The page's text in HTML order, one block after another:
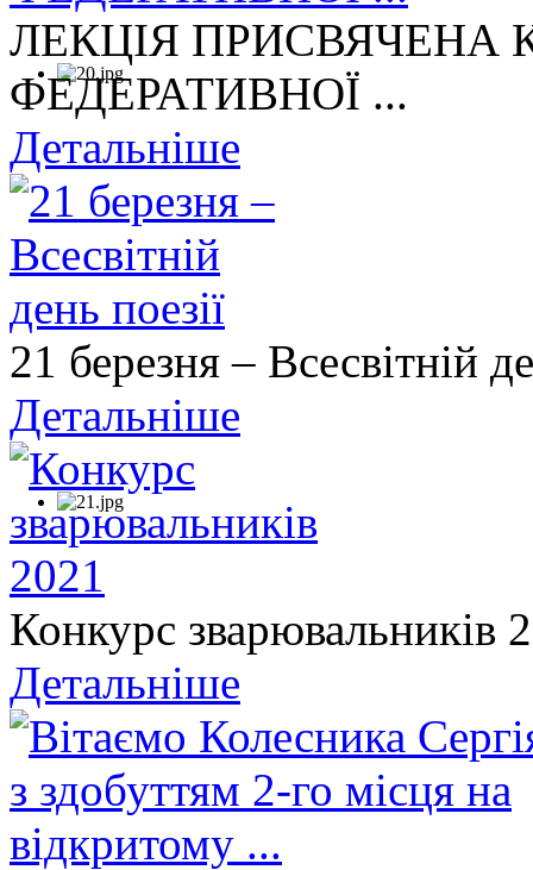
ЛЕКЦІЯ ПРИСВЯЧЕНА
ФЕДЕРАТИВНОЇ ...
Детальніше
21 березня – Всесвітній
Детальніше
Конкурс зварювальників
Детальніше